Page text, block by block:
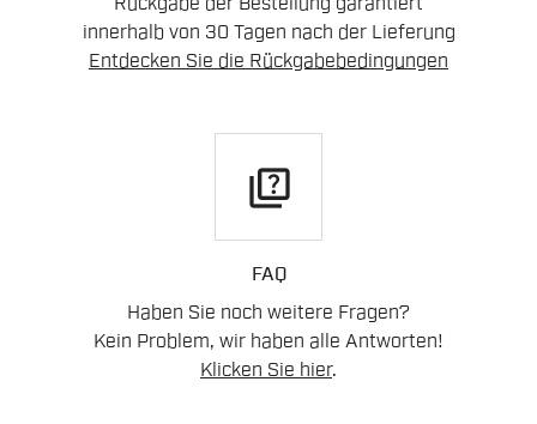
Rückgabe der Bestellung garantiert
innerhalb von 30 Tagen nach der Lieferung
Entdecken Sie die Rückgabebedingungen
quiz
FAQ
Haben Sie noch weitere Fragen?
Kein Problem, wir haben alle Antworten!
Klicken Sie hier.